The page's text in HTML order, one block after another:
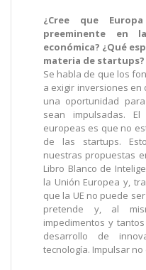
¿Cree que
preeminente en
económica? ¿Qué
materia de startups?
Se habla de que los
a exigir inversiones en
una oportunidad
sean impulsadas.
europeas es que no
de las startups.
nuestras propuestas
Libro Blanco de
la Unión Europea y,
que la UE no puede
pretende y, al
impedimentos y
desarrollo de
tecnología. Impulsar